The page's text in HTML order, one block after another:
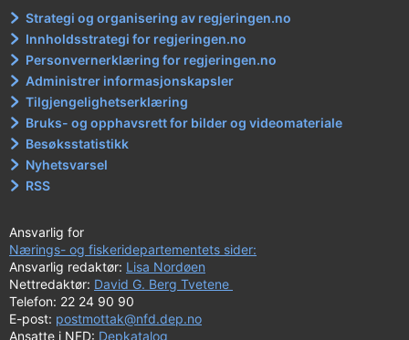
Strategi og organisering av regjeringen.no
Innholdsstrategi for regjeringen.no
Personvernerklæring for regjeringen.no
Administrer informasjonskapsler
Tilgjengelighetserklæring
Bruks- og opphavsrett for bilder og videomateriale
Besøksstatistikk
Nyhetsvarsel
RSS
Ansvarlig for
Nærings- og fiskeridepartementets sider:
Ansvarlig redaktør: Lisa Nordøen
Nettredaktør: David G. Berg Tvetene
Telefon: 22 24 90 90
E-post: postmottak@nfd.dep.no
Ansatte i NFD: Depkatalog